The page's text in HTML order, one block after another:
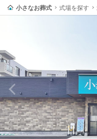
小さなお葬式 式場を探す